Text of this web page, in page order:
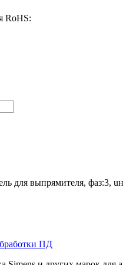
RoHS:
для выпрямителя, фаз:3,
ПД